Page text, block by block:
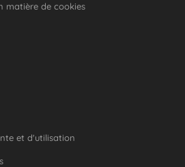
matière de cookies
et d'utilisation